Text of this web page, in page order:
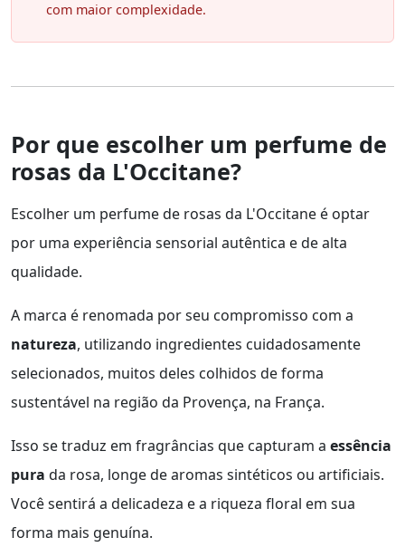
com maior complexidade.
Por que escolher um perfume de
rosas da L'Occitane?
Escolher um perfume de rosas da L'Occitane é optar
por uma experiência sensorial autêntica e de alta
qualidade.
A marca é renomada por seu compromisso com a
natureza, utilizando ingredientes cuidadosamente
selecionados, muitos deles colhidos de forma
sustentável na região da Provença, na França.
Isso se traduz em fragrâncias que capturam a essência
pura da rosa, longe de aromas sintéticos ou artificiais.
Você sentirá a delicadeza e a riqueza floral em sua
forma mais genuína.